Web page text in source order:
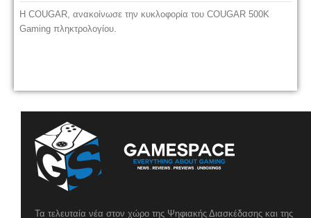
H COUGAR, ανακοίνωσε την κυκλοφορία του COUGAR 500K
Gaming πληκτρολογίου.
Τα τελευταία νέα στον χώρο της Ψηφιακής Διασκέδασης και της